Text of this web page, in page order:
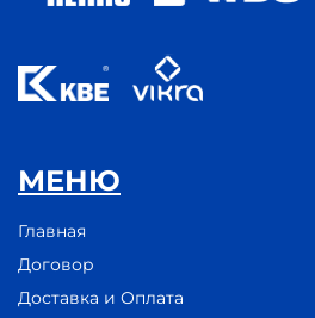
МЕНЮ
Главная
Договор
Доставка и Оплата